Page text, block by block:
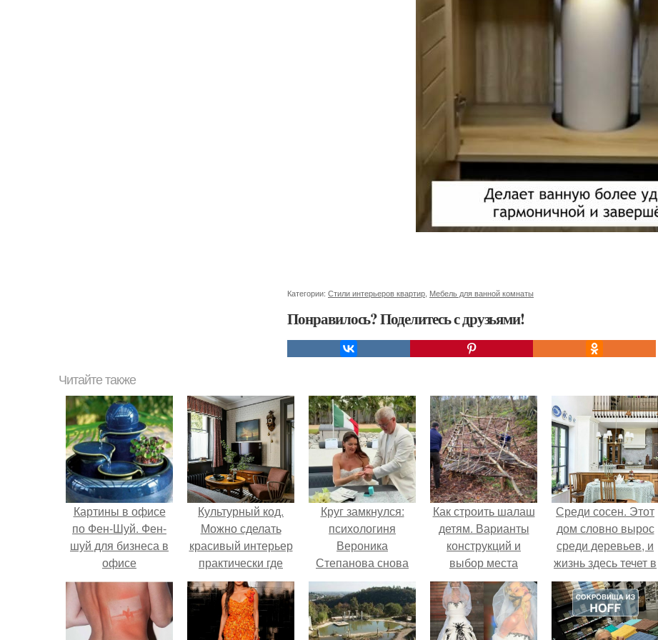
Категории: Стили интерьеров квартир Мебель для ванной комнаты
Понравилось? Поделитесь с друзьями!
Читайте также
Картины в офисе
по Фен-Шуй. Фен-
шуй для бизнеса в
офисе
Культурный код.
Можно сделать
красивый интерьер
практически где
угодно.
Круг замкнулся:
психологиня
Вероника
Степанова снова
вышла замуж за
собственного
бывшего мужа.
Как строить шалаш
детям. Варианты
конструкций и
выбор места
Среди сосен. Этот
дом словно вырос
среди деревьев, и
жизнь здесь течет в
собственном ритме
- спокойно, без
спешки и лишнего
шума.